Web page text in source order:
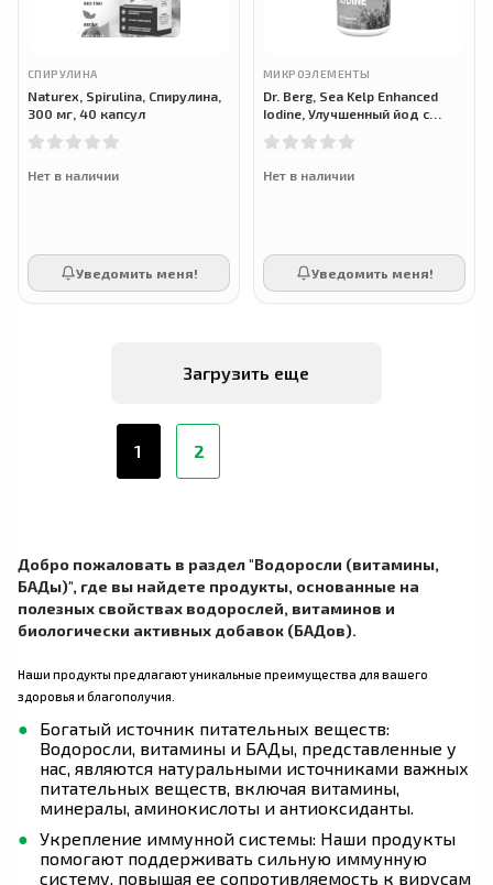
СПИРУЛИНА
Naturex, Spirulina, Спирулина,
300 мг, 40 капсул
Нет в наличии
Уведомить меня!
МИКРОЭЛЕМЕНТЫ
Dr. Berg, Sea Kelp Enhanced
Iodine, Улучшенный йод с
мкг, 90 капсул
Нет в наличии
Уведомить меня!
Загрузить еще
1 2
Добро пожаловать в раздел "Водоросли (витамины,
БАДы)", где вы найдете продукты, основанные на
полезных свойствах водорослей, витаминов и
биологически активных добавок (БАДов).
Наши продукты предлагают уникальные преимущества для вашего
здоровья и благополучия.
Богатый источник питательных веществ:
Водоросли, витамины и БАДы, представленные у
нас, являются натуральными источниками важных
питательных веществ, включая витамины,
минералы, аминокислоты и антиоксиданты.
Укрепление иммунной системы: Наши продукты
помогают поддерживать сильную иммунную
систему, повышая ее сопротивляемость к вирусам